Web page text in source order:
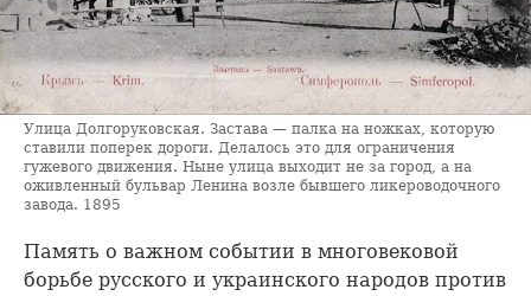
Улица Долгоруковская. Застава — палка на ножках, которую
ставили поперек дороги. Делалось это для ограничения
гужевого движения. Ныне улица выходит не за город, а на
оживленный бульвар Ленина возле бывшего ликероводочного
завода. 1895
Память о важном событии в многовековой
борьбе русского и украинского народов против